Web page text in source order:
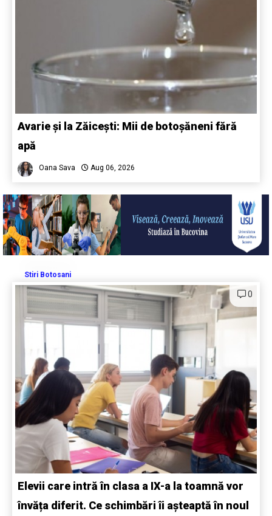
Avarie și la Zăicești: Mii de botoșăneni fără
apă
Oana Sava Aug 06, 2026
Stiri Botosani
0
Elevii care intră în clasa a IX-a la toamnă vor
învăța diferit. Ce schimbări îi așteaptă în noul